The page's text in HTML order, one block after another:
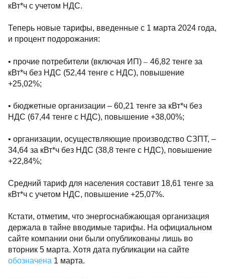
кВт*ч с учетом НДС.
Теперь новые тарифы, введенные с 1 марта 2024 года,
и процент подорожания:
• прочие потребители (включая ИП) – 46,82 тенге за
кВт*ч без НДС (52,44 тенге с НДС), повышение
+25,02%;
• бюджетные организации – 60,21 тенге за кВт*ч без
НДС (67,44 тенге с НДС), повышение +38,00%;
• организации, осуществляющие производство СЗПТ, –
34,64 за кВт*ч без НДС (38,8 тенге с НДС), повышение
+22,84%;
Средний тариф для населения составит 18,61 тенге за
кВт*ч с учетом НДС, повышение +25,07%.
Кстати, отметим, что энергоснабжающая организация
держала в тайне вводимые тарифы. На официальном
сайте компании они были опубликованы лишь во
вторник 5 марта. Хотя дата публикации на сайте
обозначена 1 марта.